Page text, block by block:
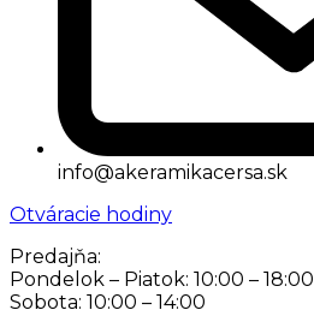
info@akeramikacersa.sk
Otváracie hodiny
Predajňa:
Pondelok – Piatok: 10:00 – 18:00
Sobota: 10:00 – 14:00